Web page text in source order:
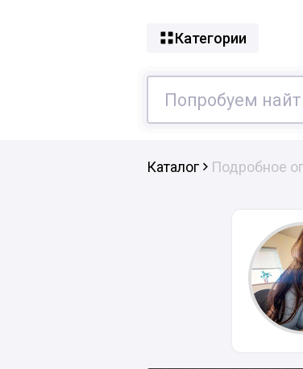
Категории
Каталог Подробное